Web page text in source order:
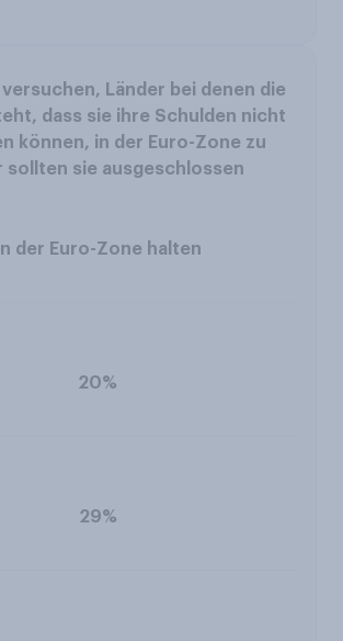
In der Euro-Zone halten
20%
29%